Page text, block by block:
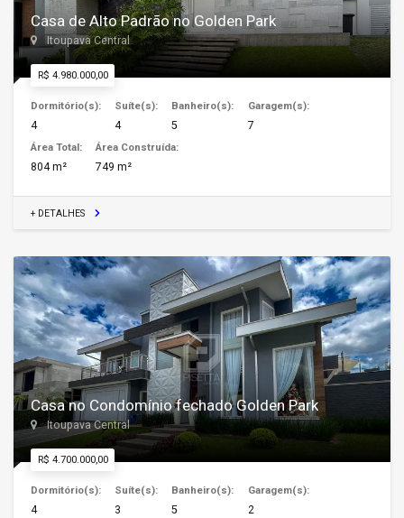
Casa de Alto Padrão no Golden Park
Itoupava Central
R$ 4.980.000,00
Dormitório(s):
4
Suíte(s):
4
Banheiro(s):
5
Garagem(s):
7
Área Total:
804 m²
Área Construída:
749 m²
+ DETALHES
Casa no Condomínio fechado Golden Park
Itoupava Central
R$ 4.700.000,00
Dormitório(s):
4
Suíte(s):
3
Banheiro(s):
5
Garagem(s):
2